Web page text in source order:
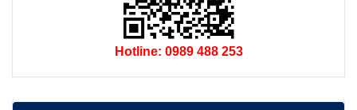
Hotline: 0989 488 253